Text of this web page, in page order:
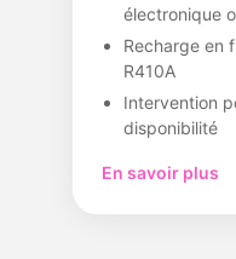
électronique
Recharge en
R410A
Intervention
disponibilité
En savoir plus